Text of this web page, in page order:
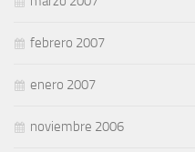
febrero 2007
enero 2007
noviembre 2006